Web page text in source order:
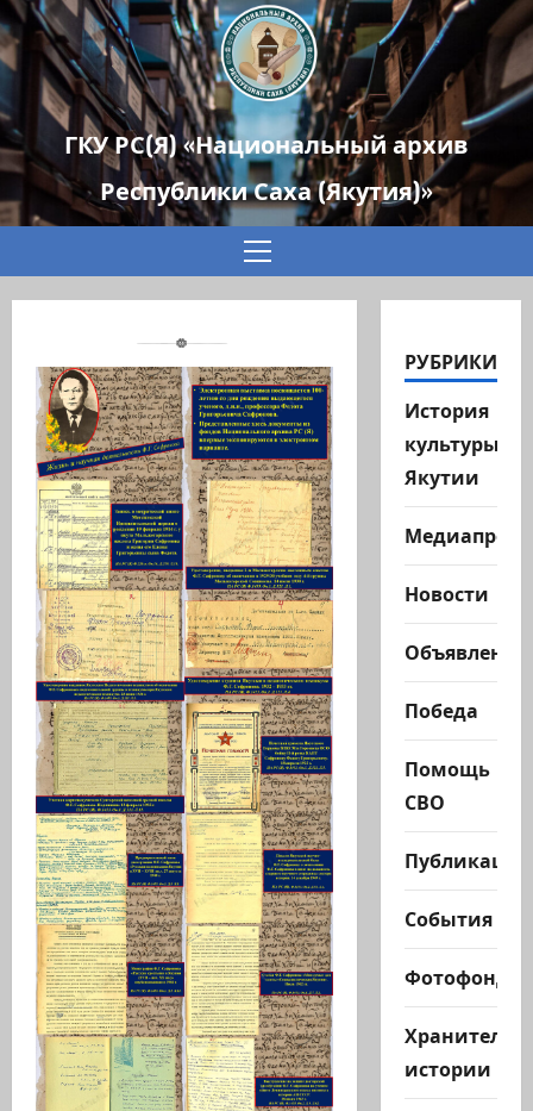
ГКУ РС(Я) «Национальный архив
Республики Саха (Якутия)»
Основное
РУБРИКИ
История
культуры
Якутии
Новости
Объявления
Победа
Помощь
СВО
Публикации
События
Фотофонд
Хранители
истории